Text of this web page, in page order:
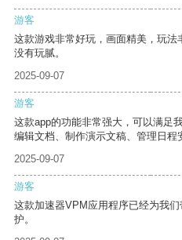
游客
这款游戏非常好玩，画面精美，玩
没有玩腻。
2025-09-07
游客
这款app的功能非常强大，可以满足
编辑文档、制作演示文稿、管理日程
2025-09-07
游客
这款加速器VPM应用程序已经为我
护。